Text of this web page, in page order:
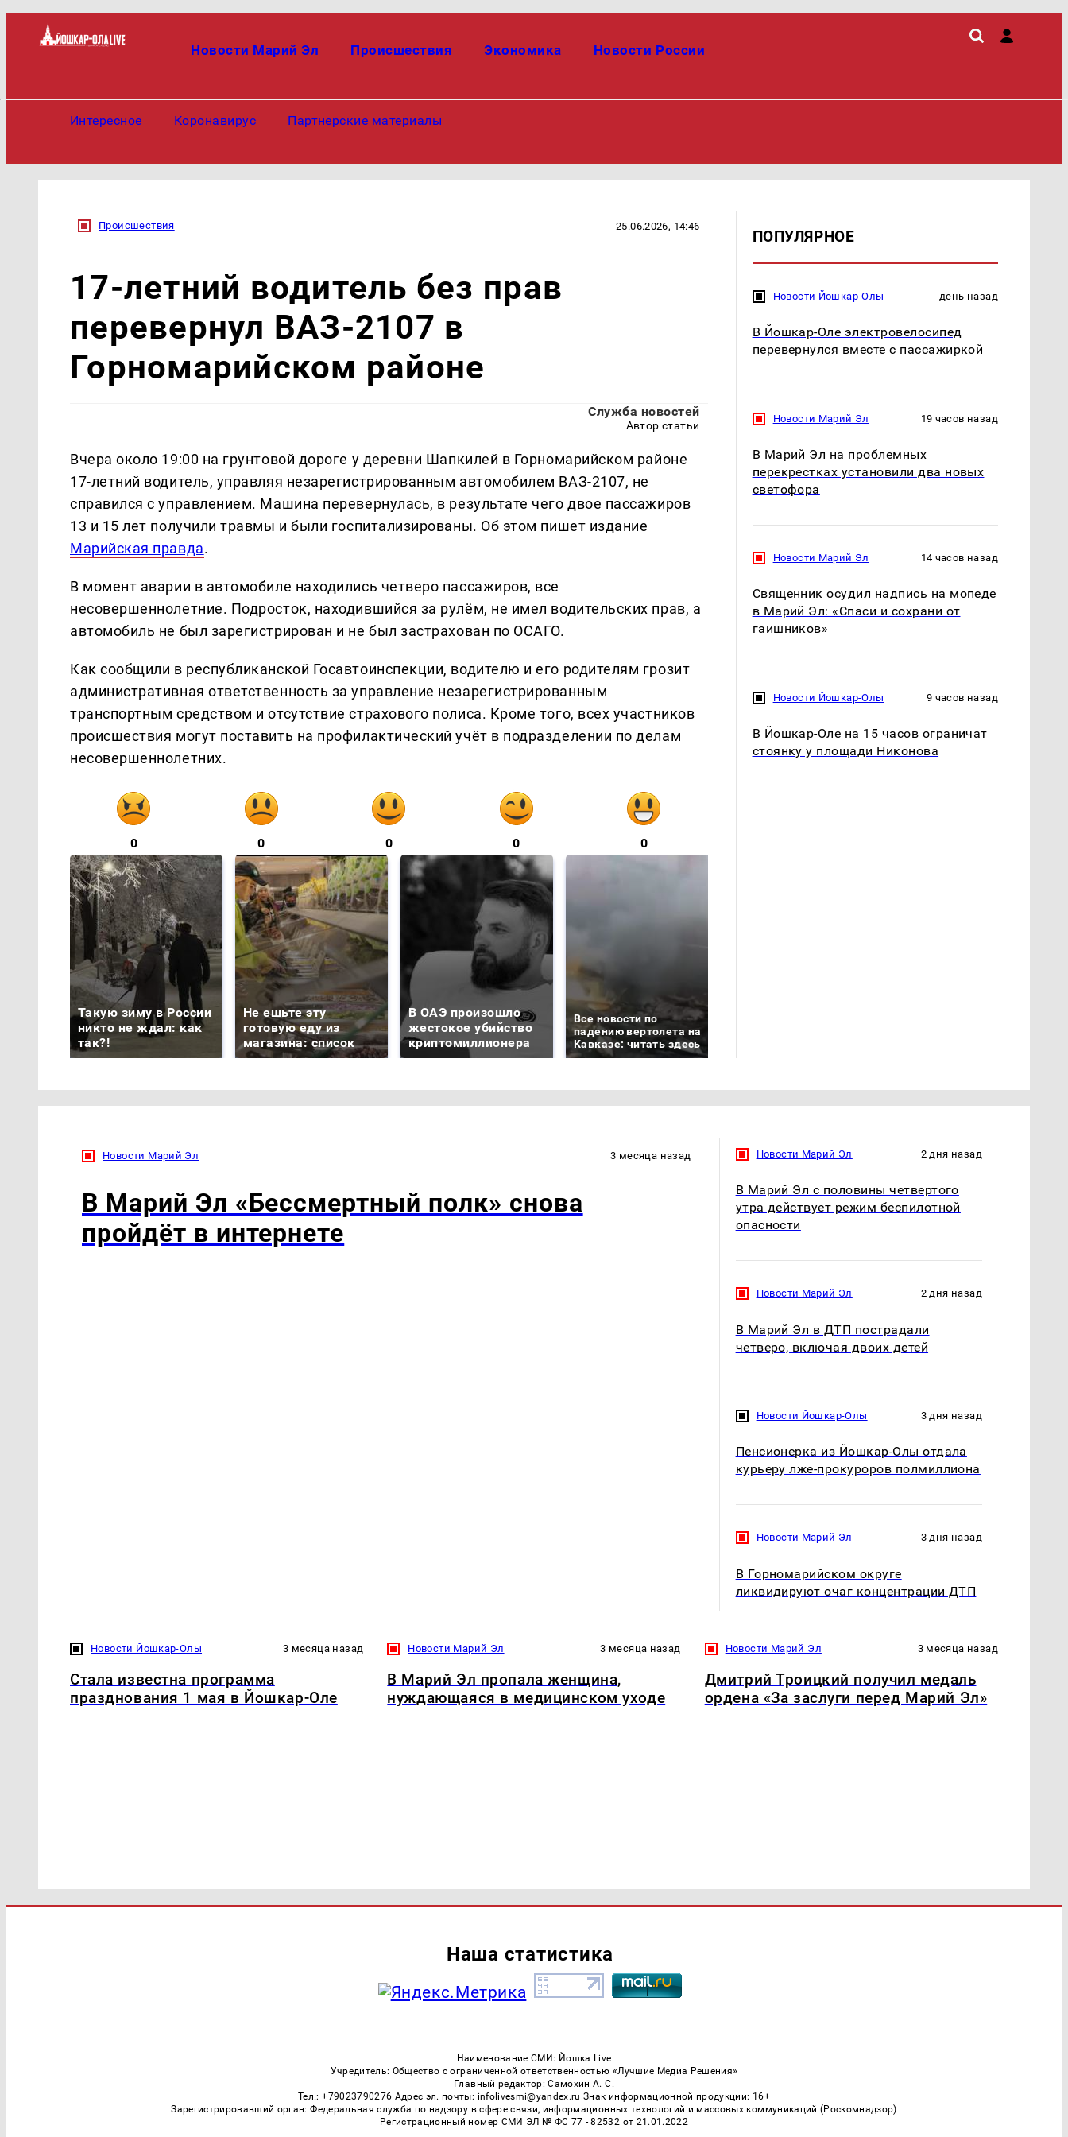
Новости Марий Эл Происшествия Экономика Новости России
Интересное Коронавирус Партнерские материалы
Происшествия 25.06.2026, 14:46
17-летний водитель без прав
перевернул ВАЗ-2107 в
Горномарийском районе
Служба новостей
Автор статьи
Вчера около 19:00 на грунтовой дороге у деревни Шапкилей в Горномарийском районе
17-летний водитель, управляя незарегистрированным автомобилем ВАЗ-2107, не
справился с управлением. Машина перевернулась, в результате чего двое пассажиров
13 и 15 лет получили травмы и были госпитализированы. Об этом пишет издание
Марийская правда.
В момент аварии в автомобиле находились четверо пассажиров, все
несовершеннолетние. Подросток, находившийся за рулём, не имел водительских прав, а
автомобиль не был зарегистрирован и не был застрахован по ОСАГО.
Как сообщили в республиканской Госавтоинспекции, водителю и его родителям грозит
административная ответственность за управление незарегистрированным
транспортным средством и отсутствие страхового полиса. Кроме того, всех участников
происшествия могут поставить на профилактический учёт в подразделении по делам
несовершеннолетних.
0 0 0 0 0
Такую зиму в России
никто не ждал: как
так?!
Не ешьте эту
готовую еду из
магазина: список
В ОАЭ произошло
жестокое убийство
криптомиллионера
Все новости по
падению вертолета на
Кавказе: читать здесь
ПОПУЛЯРНОЕ
Новости Йошкар-Олы день назад
В Йошкар-Оле электровелосипед
перевернулся вместе с пассажиркой
Новости Марий Эл 19 часов назад
В Марий Эл на проблемных
перекрестках установили два новых
светофора
Новости Марий Эл 14 часов назад
Священник осудил надпись на мопеде
в Марий Эл: «Спаси и сохрани от
гаишников»
Новости Йошкар-Олы 9 часов назад
В Йошкар-Оле на 15 часов ограничат
стоянку у площади Никонова
Новости Марий Эл 3 месяца назад
В Марий Эл «Бессмертный полк» снова
пройдёт в интернете
Новости Марий Эл 2 дня назад
В Марий Эл с половины четвертого
утра действует режим беспилотной
опасности
Новости Марий Эл 2 дня назад
В Марий Эл в ДТП пострадали
четверо, включая двоих детей
Новости Йошкар-Олы 3 дня назад
Пенсионерка из Йошкар-Олы отдала
курьеру лже-прокуроров полмиллиона
Новости Марий Эл 3 дня назад
В Горномарийском округе
ликвидируют очаг концентрации ДТП
Новости Йошкар-Олы 3 месяца назад
Стала известна программа
празднования 1 мая в Йошкар-Оле
Новости Марий Эл 3 месяца назад
В Марий Эл пропала женщина,
нуждающаяся в медицинском уходе
Новости Марий Эл 3 месяца назад
Дмитрий Троицкий получил медаль
ордена «За заслуги перед Марий Эл»
Наша статистика
Наименование СМИ: Йошка Live
Учредитель: Общество с ограниченной ответственностью «Лучшие Медиа Решения»
Главный редактор: Самохин А. С.
Тел.: +79023790276 Адрес эл. почты: infolivesmi@yandex.ru Знак информационной продукции: 16+
Зарегистрировавший орган: Федеральная служба по надзору в сфере связи, информационных технологий и массовых коммуникаций (Роскомнадзор)
Регистрационный номер СМИ ЭЛ № ФС 77 - 82532 от 21.01.2022